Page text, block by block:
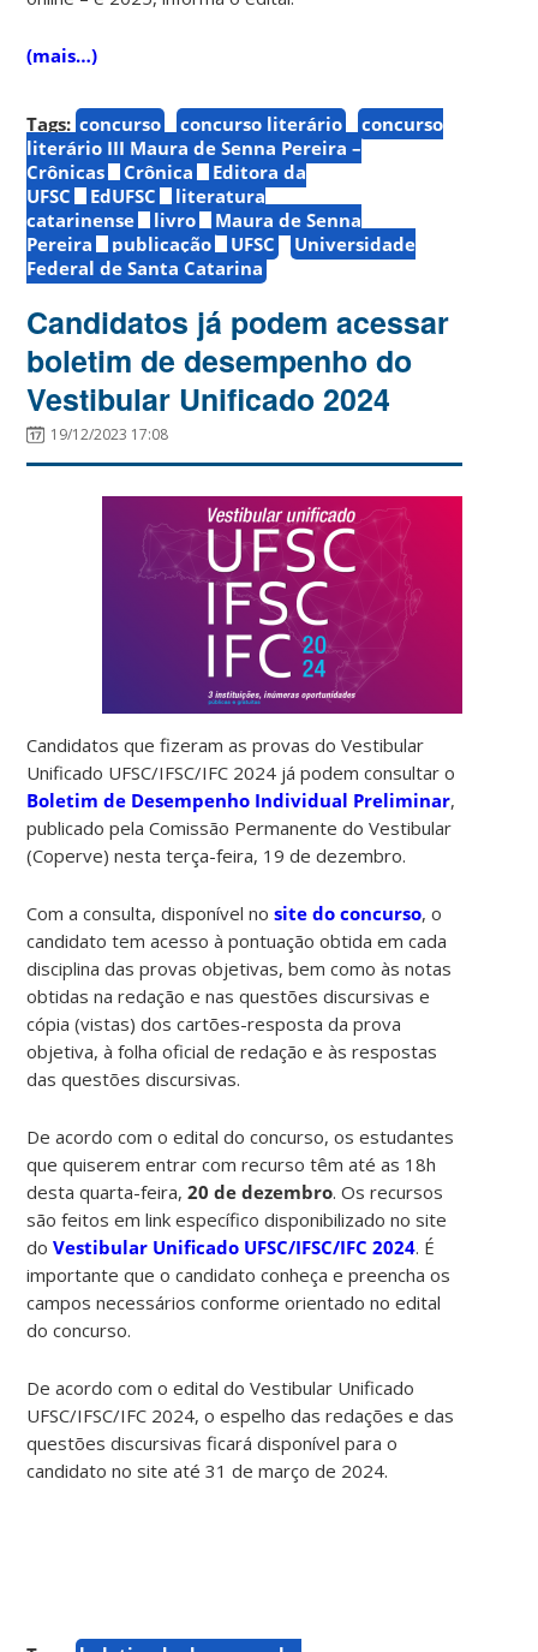
(mais…)
Tags: concurso concurso literário
concurso
literário III Maura de Senna Pereira –
Crônicas
Crônica
Editora da
UFSC
EdUFSC
literatura
catarinense
livro
Maura de Senna
Pereira
publicação UFSC
Universidade
Federal de Santa Catarina
Candidatos já podem acessar
boletim de desempenho do
Vestibular Unificado 2024
19/12/2023 17:08
Candidatos que fizeram as provas do Vestibular
Unificado UFSC/IFSC/IFC 2024 já podem consultar o
Boletim de Desempenho Individual Preliminar,
publicado pela Comissão Permanente do Vestibular
(Coperve) nesta terça-feira, 19 de dezembro.
Com a consulta, disponível nosite do concurso, o
candidato tem acesso à pontuação obtida em cada
disciplina das provas objetivas, bem como às notas
obtidas na redação e nas questões discursivas e
cópia (vistas) dos cartões-resposta da prova
objetiva, à folha oficial de redação e às respostas
das questões discursivas.
De acordo com o edital do concurso, os estudantes
que quiserem entrar com recurso têm até as 18h
desta quarta-feira,20 de dezembro. Os recursos
são feitos em link específico disponibilizado no site
doVestibular Unificado UFSC/IFSC/IFC 2024. É
importante que o candidato conheça e preencha os
campos necessários conforme orientado no edital
do concurso.
De acordo com o edital do Vestibular Unificado
UFSC/IFSC/IFC 2024, o espelho das redações e das
questões discursivas ficará disponível para o
candidato no site até 31 de março de 2024.